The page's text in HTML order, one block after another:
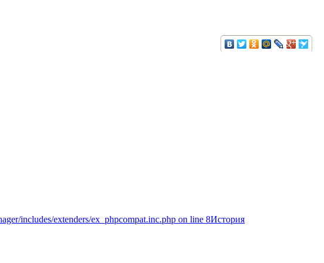
includes/extenders/ex_phpcompat.inc.php on line 8История